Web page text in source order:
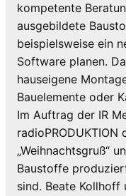
kompetente
ausgebildete
beispielsweise ein
Software planen.
hauseigene
Bauelemente oder
Im Auftrag der IR
„Weihnachtsgruß“
Baustoffe
sind. Beate Kollhoff